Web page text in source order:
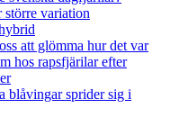
större variation
att glömma hur det var
hos rapsfjärilar efter
blåvingar sprider sig i